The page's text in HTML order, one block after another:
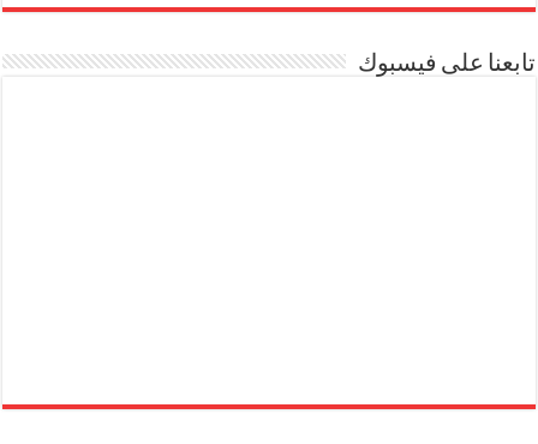
تابعنا على فيسبوك